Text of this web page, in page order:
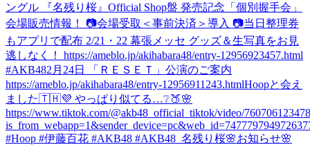
ングル 『名残り桜』Official Shop盤 発売記念「個別握手会」
会場販売情報！ 📷会場受取＜事前決済＞導入 📷当日整理券
もアプリで配布 2/21・22 幕張メッセ グッズ＆生写真をお見
逃しなく！ https://ameblo.jp/akihabara48/entry-12956923457.html
#AKB482月24日 「ＲＥＳＥＴ」公演のご案内
https://ameblo.jp/akihabara48/entry-12956911243.htmlHoopと会え
ました🇹🇭💜 やっぱり似てる…❔🍑🌸
https://www.tiktok.com/@akb48_official_tiktok/video/
#Hoop #伊藤百花 #AKB48 #AKB48_名残り桜🌸お知らせ🌸